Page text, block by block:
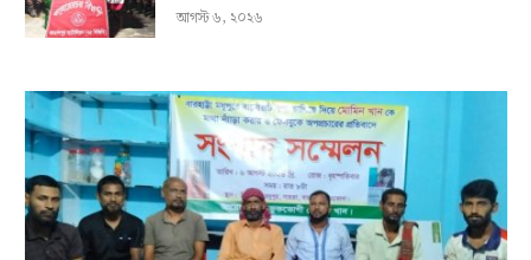
আগস্ট ৬, ২০২৬